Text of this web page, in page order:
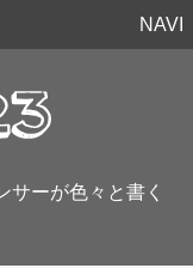
NAVI
サーが色々と書く